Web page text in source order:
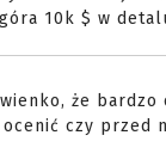
10k $ w
że
czy przed